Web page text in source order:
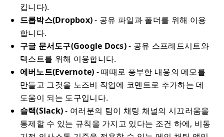
킵니다).
드롭박스(Dropbox)- 공유 파일과 폴더를 위해 이용
합니다.
구글 문서도구(Google Docs)- 공유 스프레드시트와
텍스트를 위해 이용합니다.
에버노트(Evernote) - 때때로 풍부한 내용의 메모를
만들고 그것을 노즈비 작업에 코멘트로 추가하는 데
도움이 되는 도구입니다.
슬랙(Slack)- 여러분의 팀이 채팅 채널의 시끄러움을
통제할 수 있는 규칙을 가지고 있다는 조건 하에, 비동